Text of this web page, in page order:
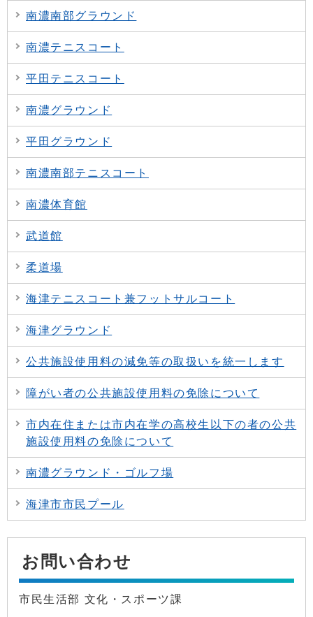
南濃南部グラウンド
南濃テニスコート
平田テニスコート
南濃グラウンド
平田グラウンド
南濃南部テニスコート
南濃体育館
武道館
柔道場
海津テニスコート兼フットサルコート
海津グラウンド
公共施設使用料の減免等の取扱いを統一します
障がい者の公共施設使用料の免除について
市内在住または市内在学の高校生以下の者の公共
施設使用料の免除について
南濃グラウンド・ゴルフ場
海津市市民プール
お問い合わせ
市民生活部 文化・スポーツ課